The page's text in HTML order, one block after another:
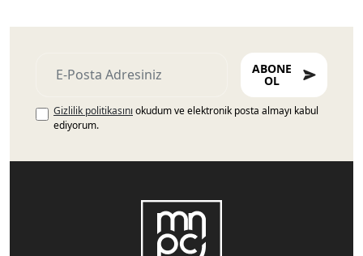
ABONE
OL
Gizlilik politikasını okudum ve elektronik posta almayı kabul
ediyorum.